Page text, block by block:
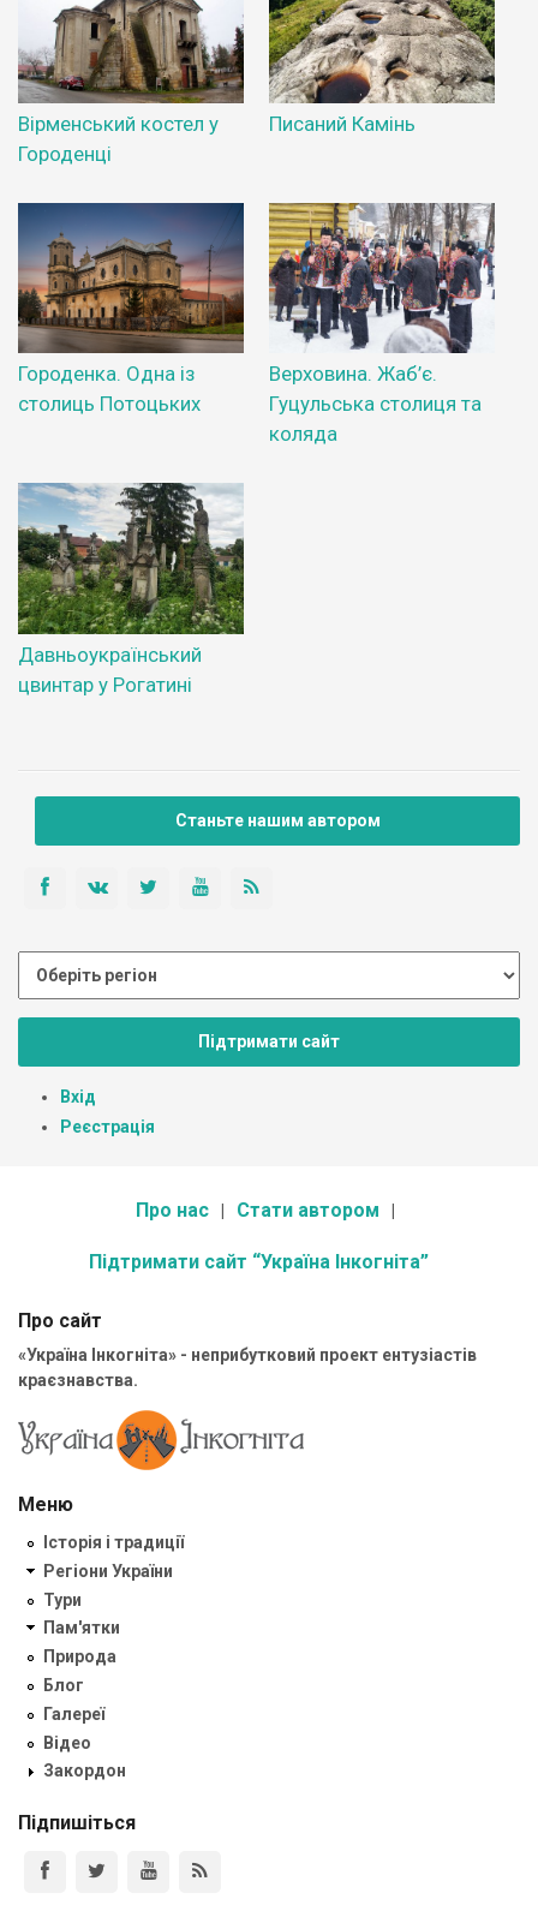
Вірменський костел у
Городенці
Писаний Камінь
Городенка. Одна із
столиць Потоцьких
Верховина. Жаб’є.
Гуцульська столиця та
коляда
Давньоукраїнський
цвинтар у Рогатині
Станьте нашим автором
Підтримати сайт
Вхід
Реєстрація
Про нас Стати автором
Підтримати сайт “Україна Інкогніта”
Про сайт
«Україна Інкогніта» - неприбутковий проект ентузіастів
краєзнавства.
Меню
Історія і традиції
Регіони України
Тури
Пам'ятки
Природа
Блог
Галереї
Відео
Закордон
Підпишіться